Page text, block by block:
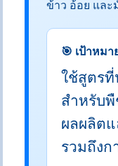
ข้าว อ้อย แล
🎯 เป้าหม
ใช้สูตรที่
สำหรับ
ผลผลิต
รวมถึงก